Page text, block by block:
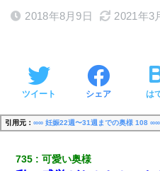
2018年8月9日 2021年3
ツイート シェア は
引用元： ∞∞ 妊娠22週〜31週までの奥様 108 ∞∞
735 可愛い奥様